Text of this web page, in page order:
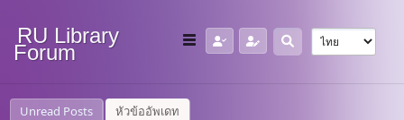
RU Library
Forum
Unread Posts หัวข้ออัพเดท